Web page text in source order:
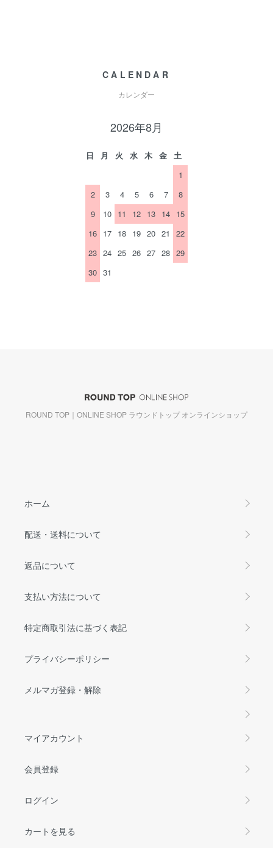
CALENDAR
カレンダー
2026年8月
日 月 火 水 木 金 土
1
2
3 4 5 6 7
8
9
10 11 12 13 14 15
16 17 18 19 20 21
22
23 24 25 26 27 28 29
30 31
ROUND TOP｜ONLINE SHOP ラウンドトップ オンラインショップ
ホーム
配送・送料について
返品について
支払い方法について
特定商取引法に基づく表記
プライバシーポリシー
メルマガ登録・解除
マイアカウント
会員登録
ログイン
カートを見る